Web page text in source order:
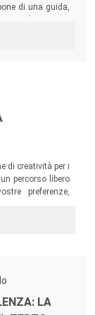
di una guida,
di creatività per i
percorso libero
preferenze,
MS-Dos 3.X o
LA